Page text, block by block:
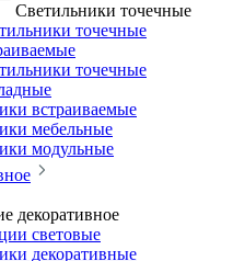
Светильники точечные
точечные
точечные
встраиваемые
мебельные
модульные
декоративное
световые
декоративные